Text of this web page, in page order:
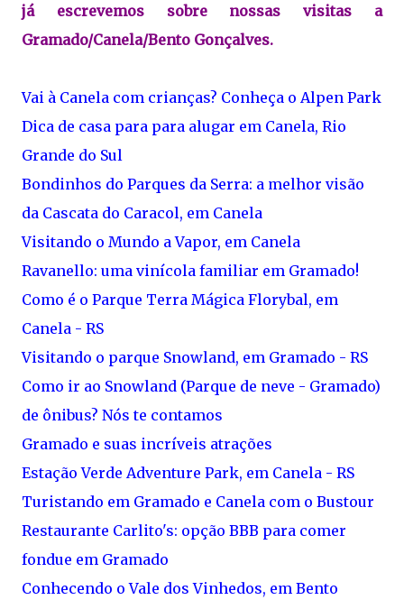
já escrevemos sobre nossas visitas a
Gramado/Canela/Bento Gonçalves.
Vai à Canela com crianças? Conheça o Alpen Park
Dica de casa para para alugar em Canela, Rio
Grande do Sul
Bondinhos do Parques da Serra: a melhor visão
da Cascata do Caracol, em Canela
Visitando o Mundo a Vapor, em Canela
Ravanello: uma vinícola familiar em Gramado!
Como é o Parque Terra Mágica Florybal, em
Canela - RS
Visitando o parque Snowland, em Gramado - RS
Como ir ao Snowland (Parque de neve - Gramado)
de ônibus? Nós te contamos
Gramado e suas incríveis atrações
Estação Verde Adventure Park, em Canela - RS
Turistando em Gramado e Canela com o Bustour
Restaurante Carlito's: opção BBB para comer
fondue em Gramado
Conhecendo o Vale dos Vinhedos, em Bento